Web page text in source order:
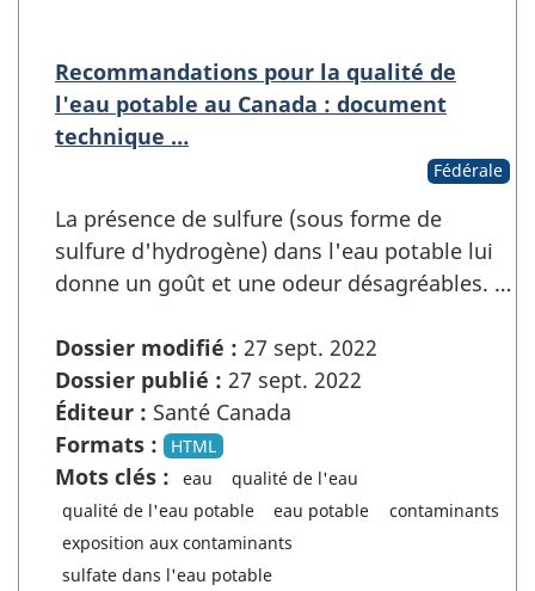
Recommandations pour la qualité de
l'eau potable au Canada : document
technique …
Fédérale
La présence de sulfure (sous forme de
sulfure d'hydrogène) dans l'eau potable lui
donne un goût et une odeur désagréables. …
Dossier modifié : 27 sept. 2022
Dossier publié : 27 sept. 2022
Éditeur : Santé Canada
Formats :
HTML
Mots clés : eau
qualité de l'eau
qualité de l'eau potable
eau potable
contaminants
exposition aux contaminants
sulfate dans l'eau potable